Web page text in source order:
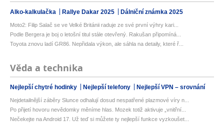
Alko-kalkulačka Rallye Dakar 2025 Dálniční známka 2025
Moto2: Filip Salač se ve Velké Británii raduje ze své první výhry kari...
Podle Bergera je boj o letošní titul stále otevřený. Rakušan připomíná...
Toyota znovu ladí GR86. Nepřidala výkon, ale sáhla na detaily, které ř...
Věda a technika
Nejlepší chytré hodinky Nejlepší telefony Nejlepší VPN – srovnání
Nejdetailnější záběry Slunce odhalují dosud nespatřené plazmové víry n...
Po přijetí hovoru nevědomky měníme hlas. Mozek totiž aktivuje „vnitřní...
Nečekejte na Android 17. Už teď si můžete ty nejlepší funkce vyzkoušet...